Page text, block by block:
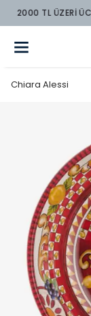
Chiara Alessi